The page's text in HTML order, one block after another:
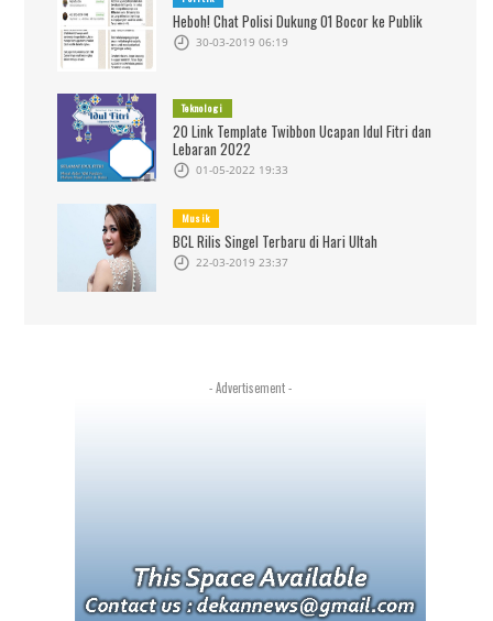
Heboh! Chat Polisi Dukung 01 Bocor ke Publik
30-03-2019 06:19
Teknologi
20 Link Template Twibbon Ucapan Idul Fitri dan
Lebaran 2022
01-05-2022 19:33
Musik
BCL Rilis Singel Terbaru di Hari Ultah
22-03-2019 23:37
- Advertisement -